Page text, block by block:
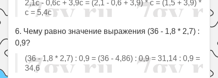
2,1с - 0,6с + 3,9с = (2,1 - 0,6 + 3,9) * с = (1,5 + 3,9) *
с = 5,4с
6. Чему равно значение выражения (36 - 1,8 * 2,7) :
0,9?
(36 - 1,8 * 2,7) : 0,9 = (36 - 4,86) : 0,9 = 31,14 : 0,9 =
34,6